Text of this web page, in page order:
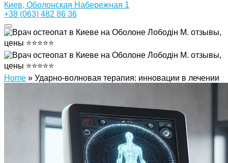
Киев, Оболонская Набережная 1
+38 (063) 482 86 36
Home » Ударно-волновая терапия: инновации в лечении